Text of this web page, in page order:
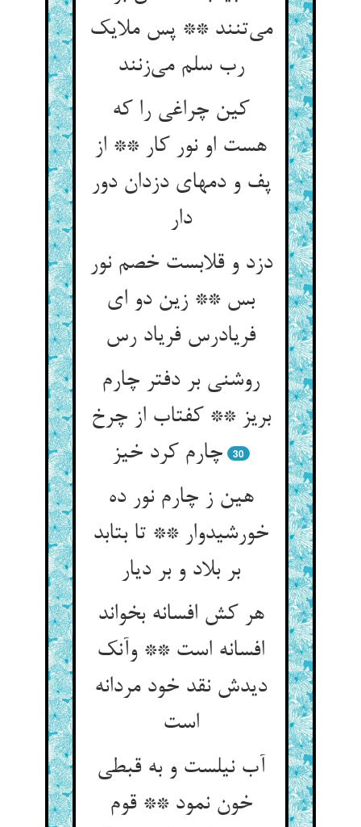
می‌تنند ** پس ملایک
رب سلم می‌زنند
کین چراغی را که
هست او نور کار ** از
پف و دمهای دزدان دور
دار
دزد و قلابست خصم نور
بس ** زین دو ای
فریادرس فریاد رس
روشنی بر دفتر چارم
بریز ** کفتاب از چرخ
چارم کرد خیز
30
هین ز چارم نور ده
خورشیدوار ** تا بتابد
بر بلاد و بر دیار
هر کش افسانه بخواند
افسانه است ** وآنک
دیدش نقد خود مردانه
است
آب نیلست و به قبطی
خون نمود ** قوم